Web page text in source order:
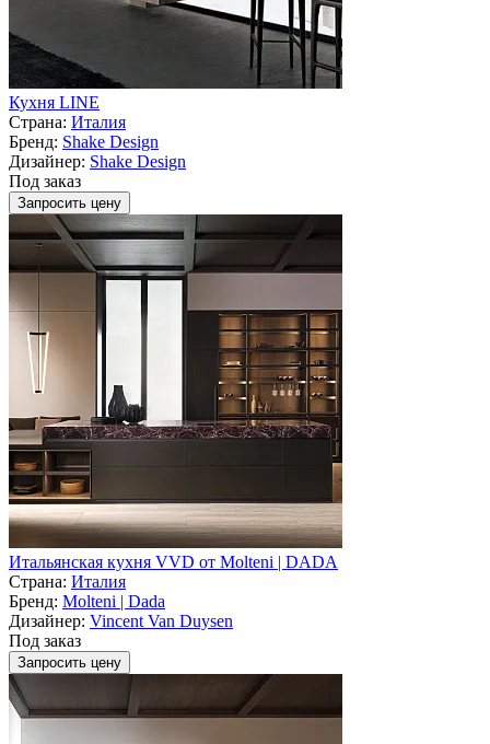
Кухня LINE
Страна: Италия
Бренд: Shake Design
Дизайнер: Shake Design
Под заказ
Запросить цену
Итальянская кухня VVD от Molteni | DADA
Страна: Италия
Бренд: Molteni | Dada
Дизайнер: Vincent Van Duysen
Под заказ
Запросить цену